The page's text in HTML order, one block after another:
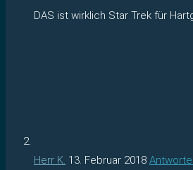
DAS ist wirklich Star Trek für
Herr K. 13. Februar 2018